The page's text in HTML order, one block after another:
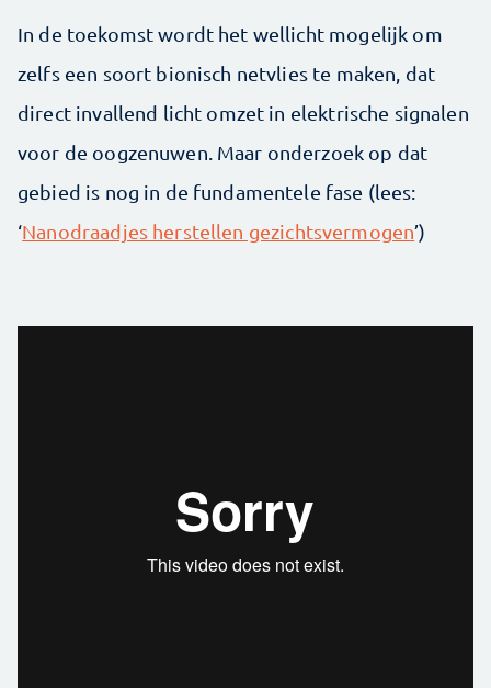
In de toekomst wordt het wellicht mogelijk om
zelfs een soort bionisch netvlies te maken, dat
direct invallend licht omzet in elektrische signalen
voor de oogzenuwen. Maar onderzoek op dat
gebied is nog in de fundamentele fase (lees:
‘Nanodraadjes herstellen gezichtsvermogen’)